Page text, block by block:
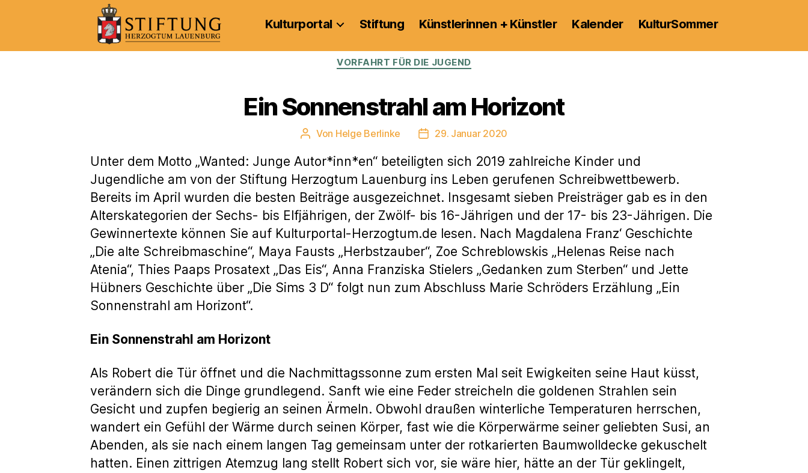
Kulturportal
Kulturportal Stiftung Künstlerinnen + Künstler Kalender KulturSommer
Kategorien
VORFAHRT FÜR DIE JUGEND
Ein Sonnenstrahl am Horizont
Beitragsautor
Von Helge Berlinke Veröffentlichungsdatum
29. Januar 2020
Unter dem Motto „Wanted: Junge Autor*inn*en“ beteiligten sich 2019 zahlreiche Kinder und
Jugendliche am von der Stiftung Herzogtum Lauenburg ins Leben gerufenen Schreibwettbewerb.
Bereits im April wurden die besten Beiträge ausgezeichnet. Insgesamt sieben Preisträger gab es in den
Alterskategorien der Sechs- bis Elfjährigen, der Zwölf- bis 16-Jährigen und der 17- bis 23-Jährigen. Die
Gewinnertexte können Sie auf Kulturportal-Herzogtum.de lesen. Nach Magdalena Franz‘ Geschichte
„Die alte Schreibmaschine“, Maya Fausts „Herbstzauber“, Zoe Schreblowskis „Helenas Reise nach
Atenia“, Thies Paaps Prosatext „Das Eis“, Anna Franziska Stielers „Gedanken zum Sterben“ und Jette
Hübners Geschichte über „Die Sims 3 D“ folgt nun zum Abschluss Marie Schröders Erzählung „Ein
Sonnenstrahl am Horizont“.
Ein Sonnenstrahl am Horizont
Als Robert die Tür öffnet und die Nachmittagssonne zum ersten Mal seit Ewigkeiten seine Haut küsst,
verändern sich die Dinge grundlegend. Sanft wie eine Feder streicheln die goldenen Strahlen sein
Gesicht und zupfen begierig an seinen Ärmeln. Obwohl draußen winterliche Temperaturen herrschen,
wandert ein Gefühl der Wärme durch seinen Körper, fast wie die Körperwärme seiner geliebten Susi, an
Abenden, als sie nach einem langen Tag gemeinsam unter der rotkarierten Baumwolldecke gekuschelt
hatten. Einen zittrigen Atemzug lang stellt Robert sich vor, sie wäre hier, hätte an der Tür geklingelt,